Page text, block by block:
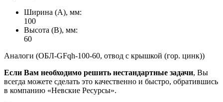
Ширина (А), мм:
100
Высота (В), мм:
60
Аналоги (ОБЛ-GFqh-100-60, отвод с крышкой (гор. цинк))
Если Вам необходимо решить нестандартные задачи, Вы
всегда можете сделать это качественно и быстро, обратившись
в компанию «Невские Ресурсы».